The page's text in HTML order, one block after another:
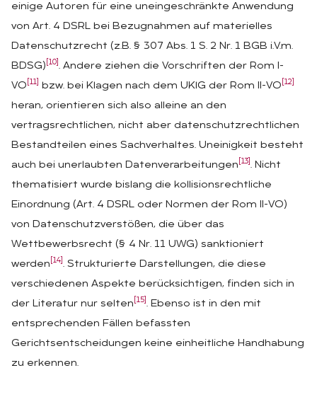
einige Autoren für eine uneingeschränkte Anwendung
von Art. 4 DSRL bei Bezugnahmen auf materielles
Datenschutzrecht (z.B. § 307 Abs. 1 S. 2 Nr. 1 BGB i.V.m.
BDSG) [10] . Andere ziehen die Vorschriften der Rom I-
VO [11] bzw. bei Klagen nach dem UKlG der Rom II-VO [12]
heran, orientieren sich also alleine an den
vertragsrechtlichen, nicht aber datenschutzrechtlichen
Bestandteilen eines Sachverhaltes. Uneinigkeit besteht
auch bei unerlaubten Datenverarbeitungen [13] . Nicht
thematisiert wurde bislang die kollisionsrechtliche
Einordnung (Art. 4 DSRL oder Normen der Rom II-VO)
von Datenschutzverstößen, die über das
Wettbewerbsrecht (§ 4 Nr. 11 UWG) sanktioniert
werden [14] . Strukturierte Darstellungen, die diese
verschiedenen Aspekte berücksichtigen, finden sich in
der Literatur nur selten [15] . Ebenso ist in den mit
entsprechenden Fällen befassten
Gerichtsentscheidungen keine einheitliche Handhabung
zu erkennen.